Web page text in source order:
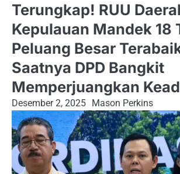
Terungkap! RUU
Kepulauan Mandek 18
Peluang Besar
Saatnya DPD Bangkit
Memperjuangkan
Desember 2, 2025 Mason Perkins